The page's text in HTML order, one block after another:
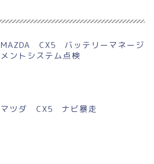
MAZDA CX5 バッテリーマネージ
メントシステム点検
マツダ CX5 ナビ暴走